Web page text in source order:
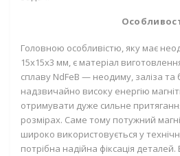
Головною особливістю, яку має
15х15х3 мм, є матеріал
сплаву NdFeB — неодиму, заліза
надзвичайно високу енергію
отримувати дуже сильне
розмірах. Саме тому потужний
широко використовується у
потрібна надійна фіксація деталей.